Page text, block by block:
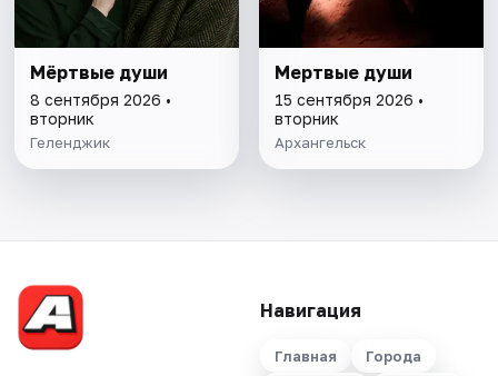
Мёртвые души
8 сентября 2026 •
вторник
Геленджик
Мертвые души
15 сентября 2026 •
вторник
Архангельск
Навигация
Главная Города